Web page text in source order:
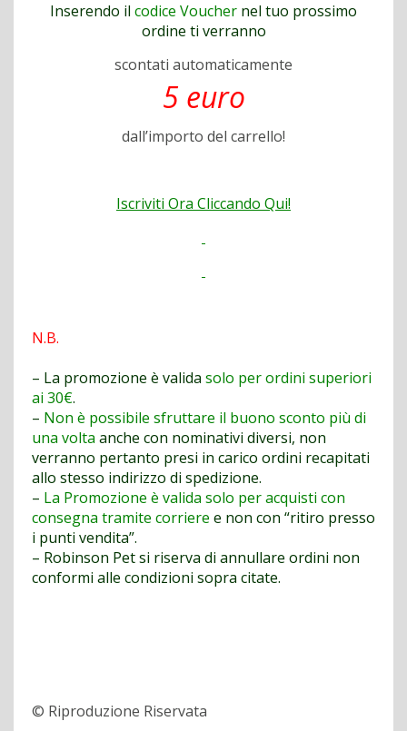
Inserendo il codice Voucher nel tuo prossimo
ordine ti verranno
scontati automaticamente
5 euro
dall’importo del carrello!
Iscriviti Ora Cliccando Qui!
N.B.
– La promozione è valida solo per ordini superiori
ai 30€.
– Non è possibile sfruttare il buono sconto più di
una volta anche con nominativi diversi, non
verranno pertanto presi in carico ordini recapitati
allo stesso indirizzo di spedizione.
– La Promozione è valida solo per acquisti con
consegna tramite corriere e non con “ritiro presso
i punti vendita”.
– Robinson Pet si riserva di annullare ordini non
conformi alle condizioni sopra citate.
© Riproduzione Riservata